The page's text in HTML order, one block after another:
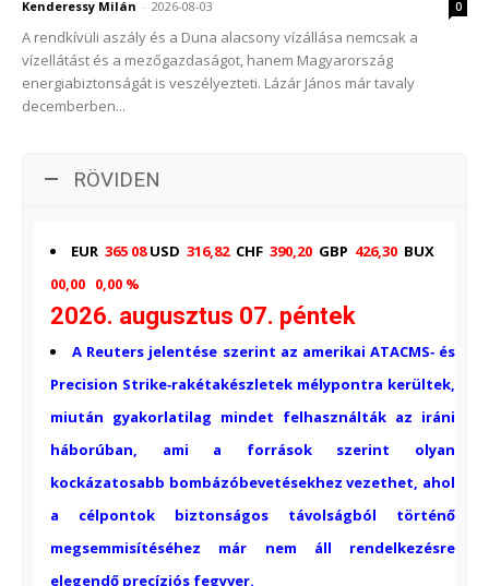
Kenderessy Milán - 2026-08-03 0
A rendkívüli aszály és a Duna alacsony vízállása nemcsak a
vízellátást és a mezőgazdaságot, hanem Magyarország
energiabiztonságát is veszélyezteti. Lázár János már tavaly
decemberben...
RÖVIDEN
EUR 365 08USD 316,82CHF 390,20 GBP 426,30 BUX
00,00 0,00 %
2026. augusztus 07. péntek
A Reuters jelentése szerint az amerikai ATACMS‑ és
Precision Strike‑rakétakészletek mélypontra kerültek,
miután gyakorlatilag mindet felhasználták az iráni
háborúban, ami a források szerint olyan
kockázatosabb bombázóbevetésekhez vezethet, ahol
a célpontok biztonságos távolságból történő
megsemmisítéséhez már nem áll rendelkezésre
elegendő precíziós fegyver.